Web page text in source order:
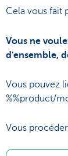
Cela vous fait
Vous ne
d'ensemble,
Vous pouvez
%%product/
Vous